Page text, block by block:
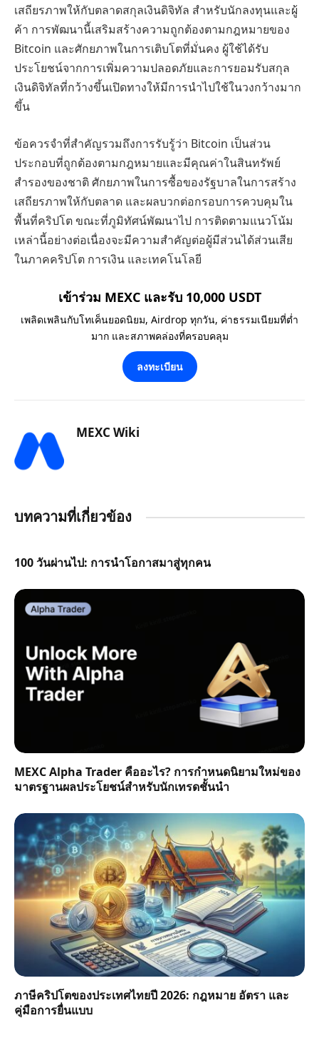
เสถียรภาพให้กับตลาดสกุลเงินดิจิทัล สำหรับนักลงทุนและผู้
ค้า การพัฒนานี้เสริมสร้างความถูกต้องตามกฎหมายของ
Bitcoin และศักยภาพในการเติบโตที่มั่นคง ผู้ใช้ได้รับ
ประโยชน์จากการเพิ่มความปลอดภัยและการยอมรับสกุล
เงินดิจิทัลที่กว้างขึ้นเปิดทางให้มีการนำไปใช้ในวงกว้างมาก
ขึ้น
ข้อควรจำที่สำคัญรวมถึงการรับรู้ว่า Bitcoin เป็นส่วน
ประกอบที่ถูกต้องตามกฎหมายและมีคุณค่าในสินทรัพย์
สำรองของชาติ ศักยภาพในการซื้อของรัฐบาลในการสร้าง
เสถียรภาพให้กับตลาด และผลบวกต่อกรอบการควบคุมใน
พื้นที่คริปโต ขณะที่ภูมิทัศน์พัฒนาไป การติดตามแนวโน้ม
เหล่านี้อย่างต่อเนื่องจะมีความสำคัญต่อผู้มีส่วนได้ส่วนเสีย
ในภาคคริปโต การเงิน และเทคโนโลยี
เข้าร่วม MEXC และรับ 10,000 USDT
เพลิดเพลินกับโทเค็นยอดนิยม, Airdrop ทุกวัน, ค่าธรรมเนียมที่ต่ำ
มาก และสภาพคล่องที่ครอบคลุม
ลงทะเบียน
MEXC Wiki
บทความที่เกี่ยวข้อง
100 วันผ่านไป: การนำโอกาสมาสู่ทุกคน
MEXC Alpha Trader คืออะไร? การกำหนดนิยามใหม่ของ
มาตรฐานผลประโยชน์สำหรับนักเทรดชั้นนำ
ภาษีคริปโตของประเทศไทยปี 2026: กฎหมาย อัตรา และ
คู่มือการยื่นแบบ